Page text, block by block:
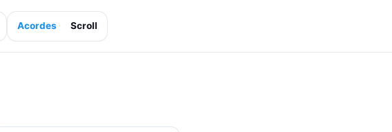
Acordes Scroll